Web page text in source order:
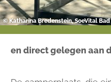
© Katharina Bredenstein, SoleVital
en direct gelegen aan